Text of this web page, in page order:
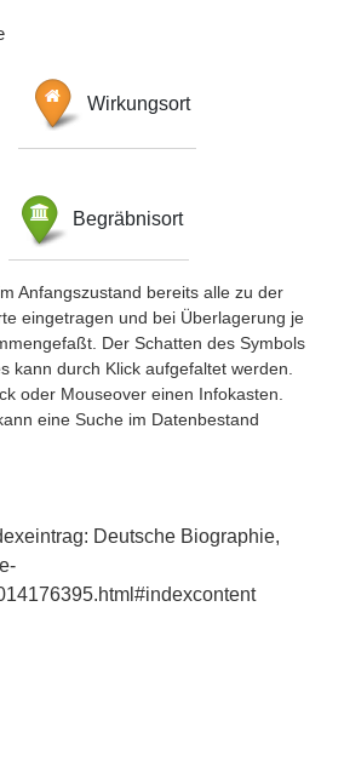
Wirkungsort
Begräbnisort
Anfangszustand bereits alle zu der
eingetragen und bei Überlagerung je
Der Schatten des Symbols
kann durch Klick aufgefaltet werden.
oder Mouseover einen Infokasten.
eine Suche im Datenbestand
Deutsche Biographie,